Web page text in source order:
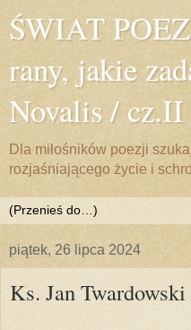
ŚWIAT
rany, jakie
Novalis / cz.II
Dla miłośników poezji
rozjaśniającego życie i
piątek, 26 lipca 2024
Ks. Jan